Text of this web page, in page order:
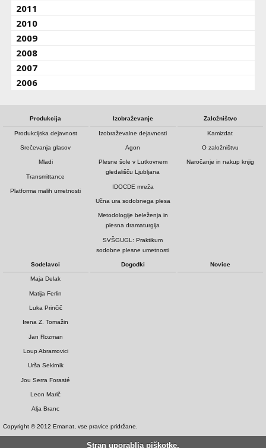
2011
2010
2009
2008
2007
2006
Produkcija
Produkcijska dejavnost
Srečevanja glasov
Mladi
Transmittance
Platforma malih umetnosti
Izobraževanje
Izobraževalne dejavnosti
Agon
Plesne šole v Lutkovnem
gledališču Ljubljana
IDOCDE mreža
Učna ura sodobnega plesa
Metodologije beleženja in
plesna dramaturgija
SVŠGUGL: Praktikum
sodobne plesne umetnosti
Založništvo
Kamizdat
O založništvu
Naročanje in nakup knjig
Sodelavci
Maja Delak
Matija Ferlin
Luka Prinčič
Irena Z. Tomažin
Jan Rozman
Loup Abramovici
Urša Sekirnik
Jou Serra Forasté
Leon Marič
Alja Branc
Dogodki Novice
Copyright © 2012 Emanat, vse pravice pridržane.
Stran uporablja piškotke.